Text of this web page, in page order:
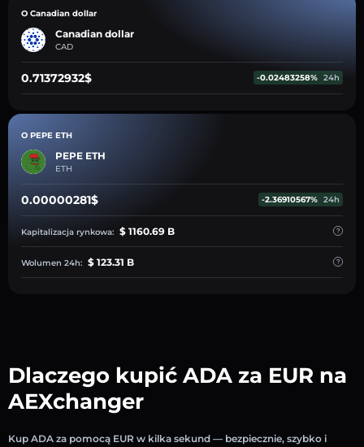
O Canadian dollar
Canadian dollar
CAD
0.71372932$ -0.02483258% 24h
O PEPE ETH
PEPE ETH
ETH
0.00000281$ -2.36910567% 24h
Kapitalizacja rynkowa: $ 1160.69 B
Wolumen 24h: $ 123.31 B
Dlaczego kupić ADA za EUR na
AEXchanger
Kup ADA za pomocą EUR w kilka sekund — bezpiecznie, szybko i